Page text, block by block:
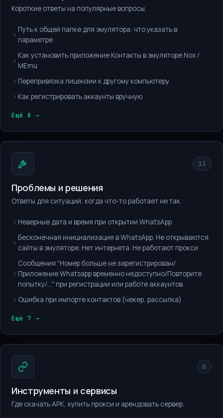
Короткие ответы на популярные вопросы.
Путь к общей папке для эмулятора: что указать в
параметре
Как установить приложение Контакты в эмуляторе Nox /
MEmu
Перепривязка лицензии к другому компьютеру
Как регистрировать аккаунты вручную
Ещё 8 →
11
Проблемы и решения
Ответы для ситуаций, когда что-то работает не так.
Неверные дата и время при открытии WhatsApp
Бесконечная инициализация в WhatsApp. Не открываются
сайты в эмуляторе. Нет интернета. Не работают прокси
Сообщения "Номер больше не зарегистрирован/
Приложение Whatsapp временно недоступно/Повторите
попытку/..." при регистрации или работе аккаунтов
Ошибка при импорте контактов (чекер, рассылка)
Ещё 7 →
6
Инструменты и сервисы
Где скачать APK, купить прокси и арендовать сервер.